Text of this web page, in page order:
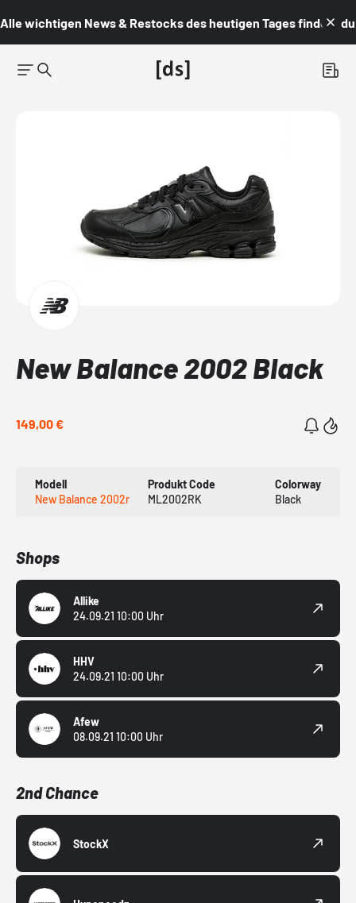
Alle wichtigen News & Restocks des heutigen Tages findest du
New Balance 2002 Black
149,00 €
Modell
New Balance 2002r
Produkt Code
ML2002RK
Colorway
Black
Shops
Allike
24.09.21 10:00 Uhr
HHV
24.09.21 10:00 Uhr
Afew
08.09.21 10:00 Uhr
2nd Chance
StockX